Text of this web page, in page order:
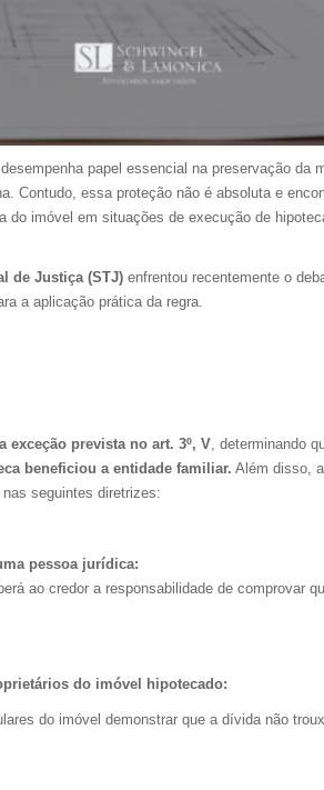
, desempenha papel essencial na preservação da
Contudo, essa proteção não é absoluta e
do imóvel em situações de execução de
de Justiça (STJ) enfrentou recentemente o
a aplicação prática da regra.
exceção prevista no art. 3º, V , determinando
beneficiou a entidade familiar. Além disso,
seguintes diretrizes:
pessoa jurídica:
ao credor a responsabilidade de comprovar
do imóvel hipotecado:
do imóvel demonstrar que a dívida não